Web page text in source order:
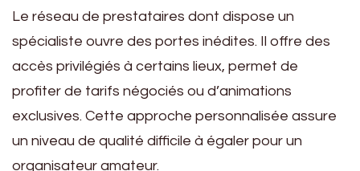
Le réseau de prestataires dont dispose un
spécialiste ouvre des portes inédites. Il offre des
accès privilégiés à certains lieux, permet de
profiter de tarifs négociés ou d’animations
exclusives. Cette approche personnalisée assure
un niveau de qualité difficile à égaler pour un
organisateur amateur.